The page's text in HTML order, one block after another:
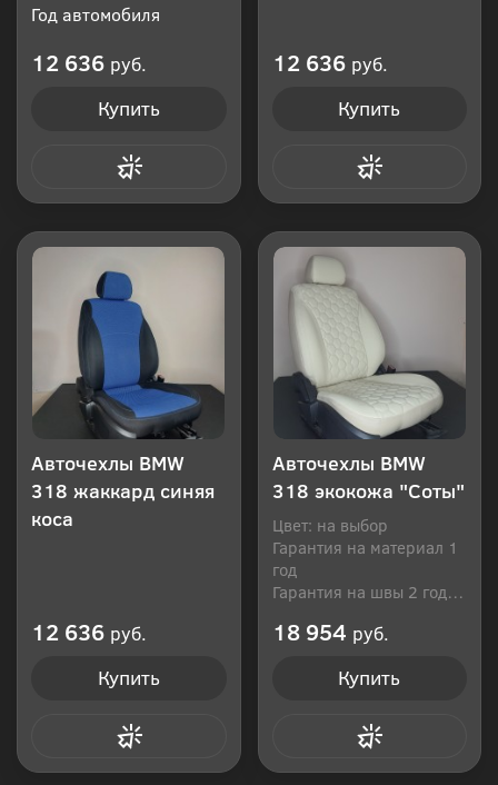
Год автомобиля
12 636 руб.
Купить
12 636 руб.
Купить
Авточехлы BMW
318 жаккард синяя
коса
12 636 руб.
Купить
Авточехлы BMW
318 экокожа "Соты"
Цвет: на выбор
Гарантия на материал 1
год
Гарантия на швы 2 года
18 954 руб.
Купить